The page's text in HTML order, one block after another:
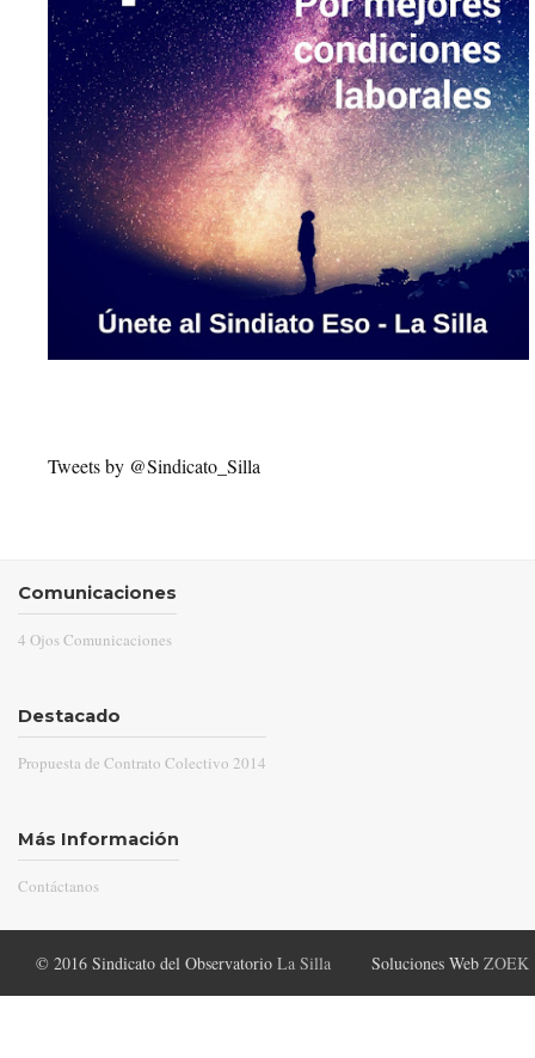
Tweets by @Sindicato_Silla
Comunicaciones
4 Ojos Comunicaciones
Destacado
Propuesta de Contrato Colectivo 2014
Más Información
Contáctanos
© 2016 Sindicato del Observatorio La Silla Soluciones Web ZOEK